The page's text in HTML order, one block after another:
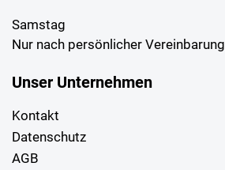
Samstag
Nur nach persönlicher Vereinbarung
Unser Unternehmen
Kontakt
Datenschutz
AGB